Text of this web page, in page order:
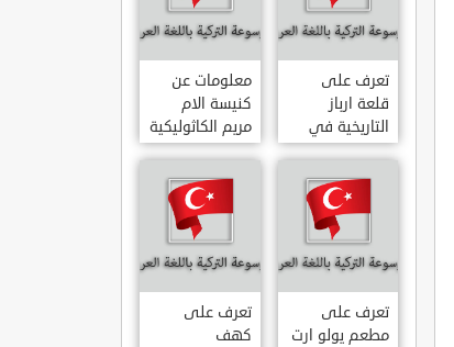
تعرف على
قلعة ارباز
التاريخية في
ولاية ايدن.. من
القلاع الدولة
العثمانية
ARPAZ
KALESI AYDIN
معلومات عن
كنيسة الام
مريم الكاثوليكية
في هاتي .. من
معالم المدينة
التاريخية
والدينية
MERYEM ANA
KATOLIK
KILISESI
HATAY
تعرف على
مطعم يولو ارت
تعرف على
كهف